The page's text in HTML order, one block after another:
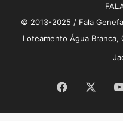
© 2013-2025 / Fala
Loteamento Água
Facebook